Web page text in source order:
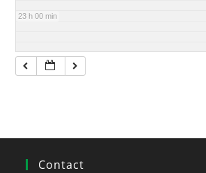
23 h 00 min
Contact